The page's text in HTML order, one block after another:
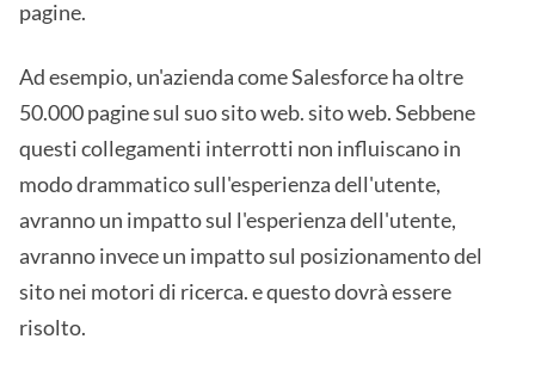
pagine.
Ad esempio, un'azienda come Salesforce ha oltre
50.000 pagine sul suo sito web. sito web. Sebbene
questi collegamenti interrotti non influiscano in
modo drammatico sull'esperienza dell'utente,
avranno un impatto sul l'esperienza dell'utente,
avranno invece un impatto sul posizionamento del
sito nei motori di ricerca. e questo dovrà essere
risolto.